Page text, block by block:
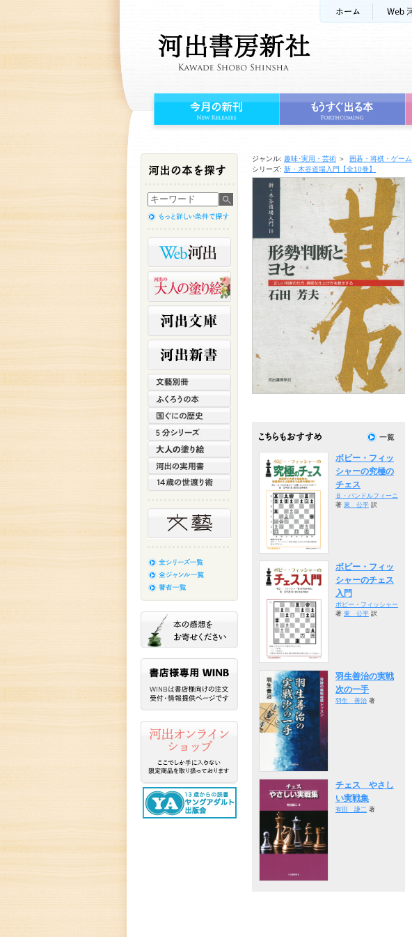
ジャンル: 趣味･実用・芸術 ＞
囲碁・将棋・ゲーム
シリーズ: 新・木谷道場入門【全10巻】
ボビー・フィッ
シャーの究極の
チェス
Ｂ・パンドルフィーニ
著 東 公平 訳
ボビー・フィッ
シャーのチェス
入門
ボビー・フィッシャー
著 東 公平 訳
羽生善治の実戦
次の一手
羽生 善治 著
チェス やさし
い実戦集
有田 謙二 著